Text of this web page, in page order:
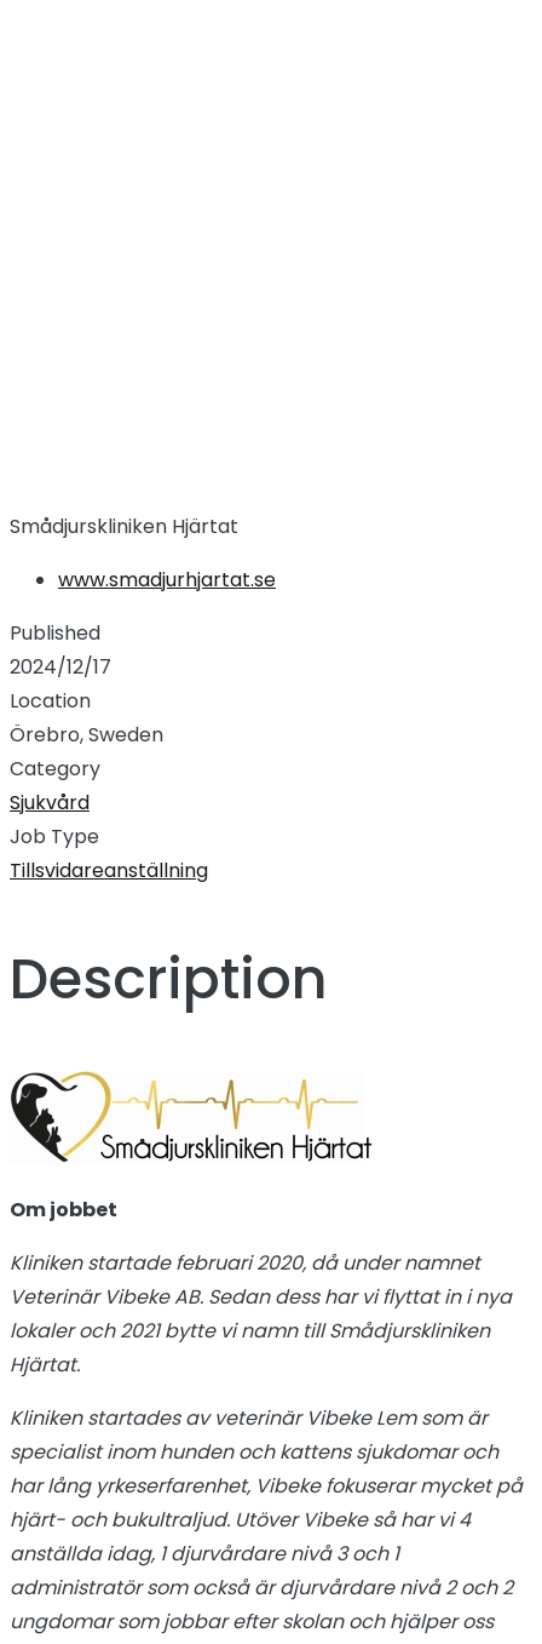
Smådjurskliniken Hjärtat
www.smadjurhjartat.se
Published
2024/12/17
Location
Örebro, Sweden
Category
Sjukvård
Job Type
Tillsvidareanställning
Description
Om jobbet
Kliniken startade februari 2020, då under namnet
Veterinär Vibeke AB. Sedan dess har vi flyttat in i nya
lokaler och 2021 bytte vi namn till Smådjurskliniken
Hjärtat.
Kliniken startades av veterinär Vibeke Lem som är
specialist inom hunden och kattens sjukdomar och
har lång yrkeserfarenhet, Vibeke fokuserar mycket på
hjärt- och bukultraljud. Utöver Vibeke så har vi 4
anställda idag, 1 djurvårdare nivå 3 och 1
administratör som också är djurvårdare nivå 2 och 2
ungdomar som jobbar efter skolan och hjälper oss